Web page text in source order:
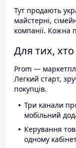
Тут продають
майстерні,
компанії. Кожна
Для тих,
Prom —
Легкий старт,
покупців.
Три канали
мобільний
Керування
одному